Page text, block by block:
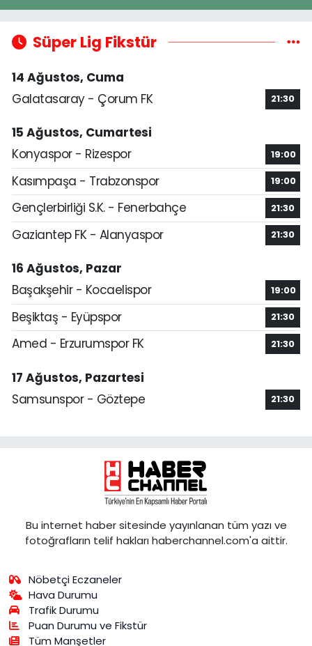
Süper Lig Fikstür
14 Ağustos, Cuma
Galatasaray - Çorum FK
21:30
15 Ağustos, Cumartesi
Konyaspor - Rizespor
19:00
Kasımpaşa - Trabzonspor 19:00
Gençlerbirliği S.K. - Fenerbahçe 21:30
Gaziantep FK - Alanyaspor 21:30
16 Ağustos, Pazar
Başakşehir - Kocaelispor
19:00
Beşiktaş - Eyüpspor 21:30
Amed - Erzurumspor FK 21:30
17 Ağustos, Pazartesi
Samsunspor - Göztepe
21:30
Bu internet haber sitesinde yayınlanan tüm yazı ve
fotoğrafların telif hakları haberchannel.com'a aittir.
Nöbetçi Eczaneler
Hava Durumu
Trafik Durumu
Puan Durumu ve Fikstür
Tüm Manşetler